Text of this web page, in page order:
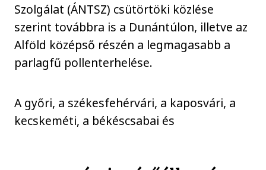
Szolgálat (ÁNTSZ) csütörtöki közlése
szerint továbbra is a Dunántúlon, illetve az
Alföld középső részén a legmagasabb a
parlagfű pollenterhelése.
A győri, a székesfehérvári, a kaposvári, a
kecskeméti, a békéscsabai és